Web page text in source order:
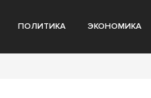
ПОЛИТИКА ЭКОНОМИКА